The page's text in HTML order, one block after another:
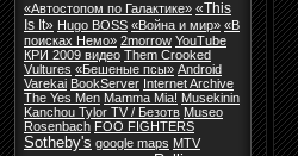
«Автостопом по Галактике» «This
Is It» Hugo BOSS «Война и мир» «В
поисках Немо» 2morrow YouTube
КРИ 2009 видео Them Crooked
Vultures «Бешеные псы» Android
Varekai BookServer Internet Archive
The Yes Men Mamma Mia! Musekinin
Kanchou Tylor TV / Безотв Museo
Rosenbach FOO FIGHTERS
Sotheby's google maps MTV